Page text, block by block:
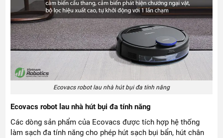
Ecovacs robot lau nhà hút bụi đa tính năng
Ecovacs robot lau nhà hút bụi đa tính năng
Các dòng sản phẩm của Ecovacs được tích hợp hệ thống
làm sạch đa tính năng cho phép hút sạch bụi bẩn, hút chân